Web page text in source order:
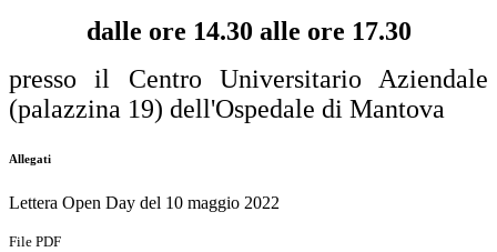
dalle ore 14.30 alle ore 17.30
presso il Centro Universitario Aziendale
(palazzina 19) dell'Ospedale di Mantova
Allegati
Lettera Open Day del 10 maggio 2022
File PDF